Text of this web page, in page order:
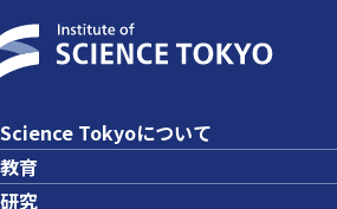
Science Tokyoについて
教育
研究